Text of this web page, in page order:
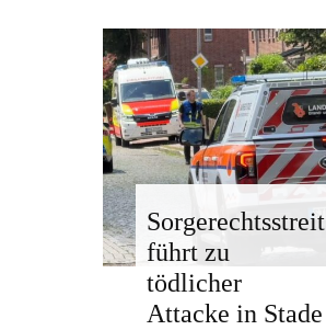
Sorgerechtsstreit
führt zu
tödlicher
Attacke in Stade